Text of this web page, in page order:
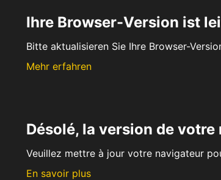
Ihre Browser-Version ist
Bitte aktualisieren Sie Ihre Browser-
Mehr erfahren
Désolé, la version de votre
Veuillez mettre à jour votre navigateur
En savoir plus